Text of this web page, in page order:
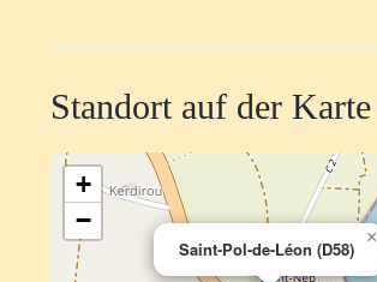
Standort auf der Karte
Saint-Pol-de-Léon (D58)
×
+
−